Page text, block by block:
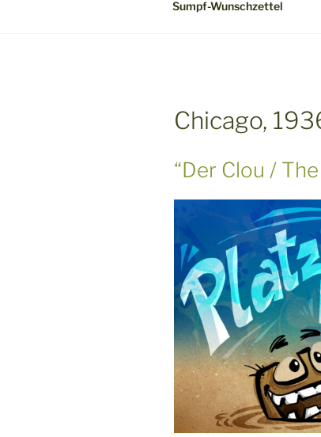
Sumpf-Wunschzettel
Chicago,
“Der Clou /